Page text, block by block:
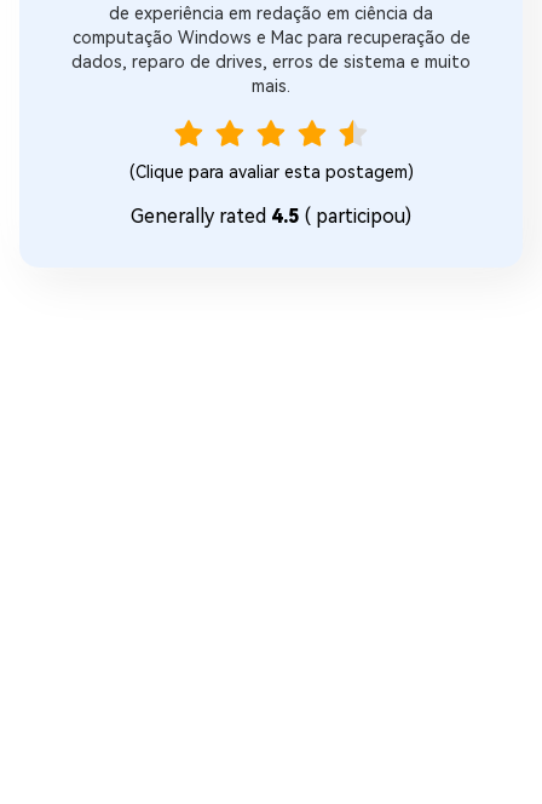
de experiência em redação em ciência da
computação Windows e Mac para recuperação de
dados, reparo de drives, erros de sistema e muito
mais.
(Clique para avaliar esta postagem)
Generally rated 4.5 ( participou)